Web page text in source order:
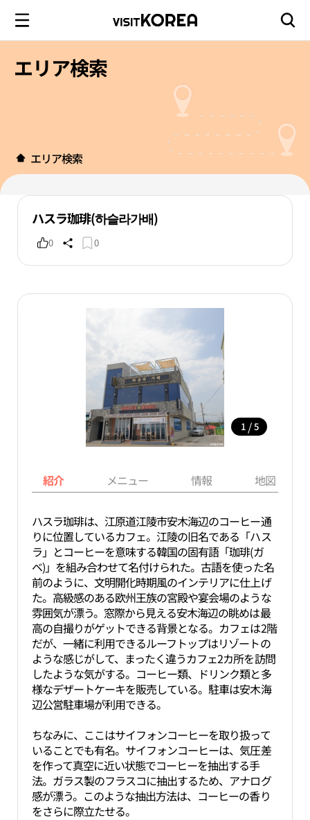
エリア検索
エリア検索
ハスラ珈琲(하슬라가배)
0 0
1 / 5
紹介 メニュー 情報 地図
ハスラ珈琲は、江原道江陵市安木海辺のコーヒー通
りに位置しているカフェ。江陵の旧名である「ハス
ラ」とコーヒーを意味する韓国の固有語「珈琲(ガ
ベ)」を組み合わせて名付けられた。古語を使った名
前のように、文明開化時期風のインテリアに仕上げ
た。高級感のある欧州王族の宮殿や宴会場のような
雰囲気が漂う。窓際から見える安木海辺の眺めは最
高の自撮りがゲットできる背景となる。カフェは2階
だが、一緒に利用できるルーフトップはリゾートの
ような感じがして、まったく違うカフェ2カ所を訪問
したような気がする。コーヒー類、ドリンク類と多
様なデザートケーキを販売している。駐車は安木海
辺公営駐車場が利用できる。
ちなみに、ここはサイフォンコーヒーを取り扱って
いることでも有名。サイフォンコーヒーは、気圧差
を作って真空に近い状態でコーヒーを抽出する手
法。ガラス製のフラスコに抽出するため、アナログ
感が漂う。このような抽出方法は、コーヒーの香り
をさらに際立たせる。